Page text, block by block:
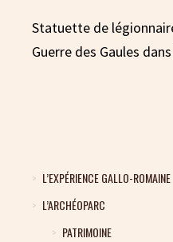
Statuette de
Guerre des Gaules
L’EXPÉRIENCE GALLO-ROMAINE
L’ARCHÉOPARC
PATRIMOINE